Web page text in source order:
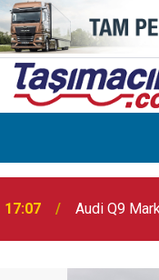
17:07
Audi Q9
17:03
Toyota